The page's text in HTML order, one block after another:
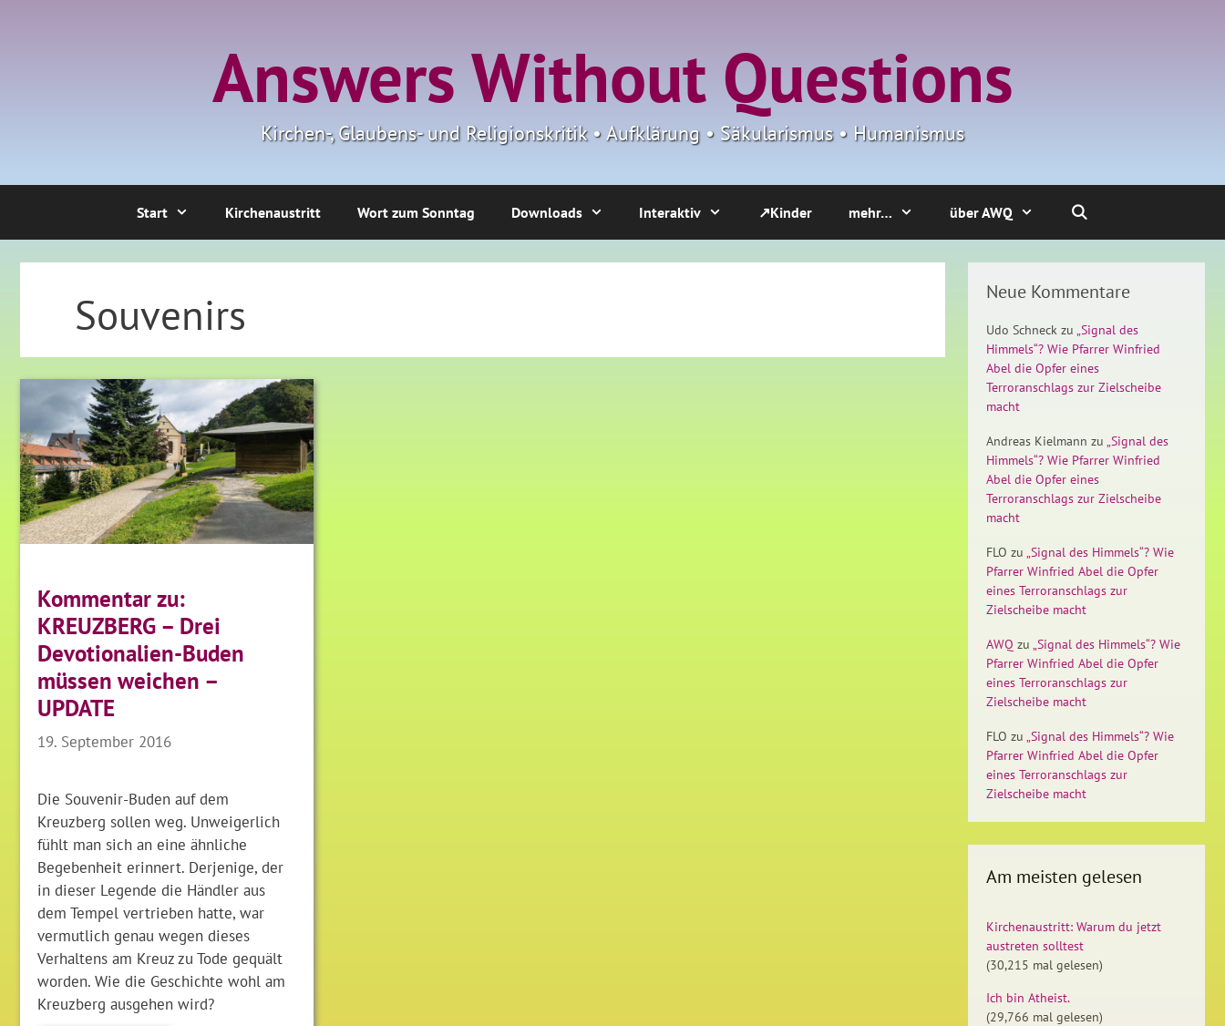
Answers Without Questions
Kirchen-, Glaubens- und Religionskritik • Aufklärung • Säkularismus • Humanismus
Start Kirchenaustritt Wort zum Sonntag Downloads Interaktiv ↗Kinder mehr… über AWQ
Souvenirs
Kommentar zu:
KREUZBERG – Drei
Devotionalien-Buden
müssen weichen –
UPDATE
19. September 2016
Die Souvenir-Buden auf dem
Kreuzberg sollen weg. Unweigerlich
fühlt man sich an eine ähnliche
Begebenheit erinnert. Derjenige, der
in dieser Legende die Händler aus
dem Tempel vertrieben hatte, war
vermutlich genau wegen dieses
Verhaltens am Kreuz zu Tode gequält
worden. Wie die Geschichte wohl am
Kreuzberg ausgehen wird?
Neue Kommentare
Udo Schneck zu „Signal des
Himmels“? Wie Pfarrer Winfried
Abel die Opfer eines
Terroranschlags zur Zielscheibe
macht
Andreas Kielmann zu „Signal des
Himmels“? Wie Pfarrer Winfried
Abel die Opfer eines
Terroranschlags zur Zielscheibe
macht
FLO zu „Signal des Himmels“? Wie
Pfarrer Winfried Abel die Opfer
eines Terroranschlags zur
Zielscheibe macht
AWQ zu „Signal des Himmels“? Wie
Pfarrer Winfried Abel die Opfer
eines Terroranschlags zur
Zielscheibe macht
FLO zu „Signal des Himmels“? Wie
Pfarrer Winfried Abel die Opfer
eines Terroranschlags zur
Zielscheibe macht
Am meisten gelesen
Kirchenaustritt: Warum du jetzt
austreten solltest
(30,215 mal gelesen)
Ich bin Atheist.
(29,766 mal gelesen)